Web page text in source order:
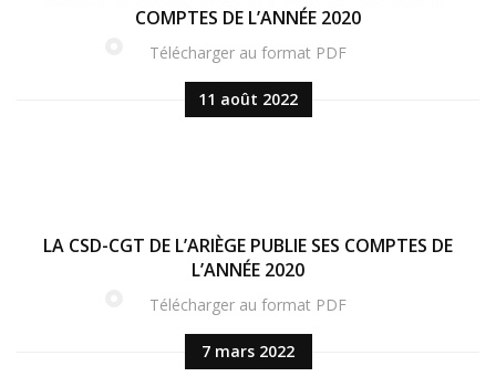
11 août 2022
COMPTES DE L’ANNÉE 2020
Télécharger au format PDF
7 mars 2022
LA CSD-CGT DE L’ARIÈGE PUBLIE SES COMPTES DE
L’ANNÉE 2020
Télécharger au format PDF